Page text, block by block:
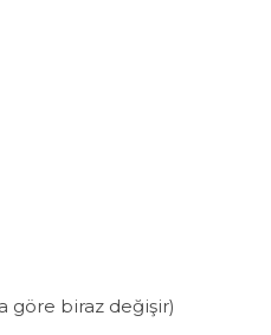
göre biraz değişir)